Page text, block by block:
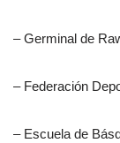
– Germinal de
– Federación
– Escuela de